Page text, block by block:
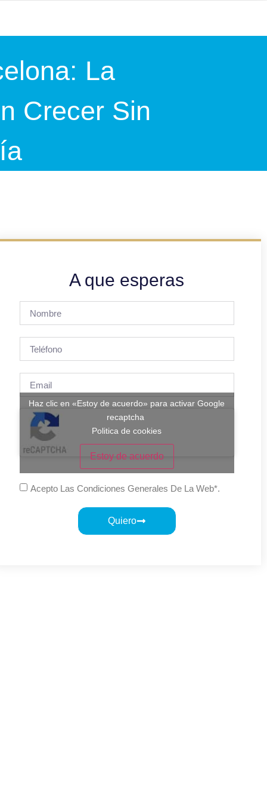
La
Crecer Sin
A que esperas
Haz clic en «Estoy de acuerdo» para activar Google
recaptcha
Politica de cookies
Estoy de acuerdo
Acepto Las Condiciones Generales De La Web*.
Quiero